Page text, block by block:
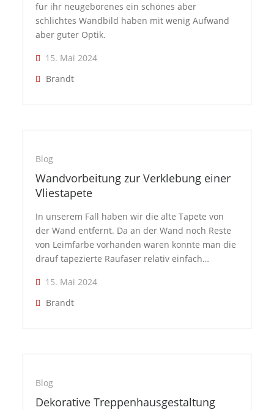
für ihr neugeborenes ein schönes aber
schlichtes Wandbild haben mit wenig Aufwand
aber guter Optik.
15. Mai 2024
Brandt
Blog
Wandvorbeitung zur Verklebung einer
Vliestapete
In unserem Fall haben wir die alte Tapete von
der Wand entfernt. Da an der Wand noch Reste
von Leimfarbe vorhanden waren konnte man die
drauf tapezierte Raufaser relativ einfach…
15. Mai 2024
Brandt
Blog
Dekorative Treppenhausgestaltung